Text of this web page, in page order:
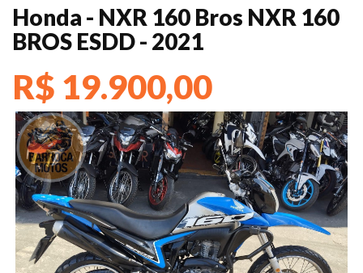
Honda - NXR 160 Bros NXR 160
BROS ESDD - 2021
R$ 19.900,00